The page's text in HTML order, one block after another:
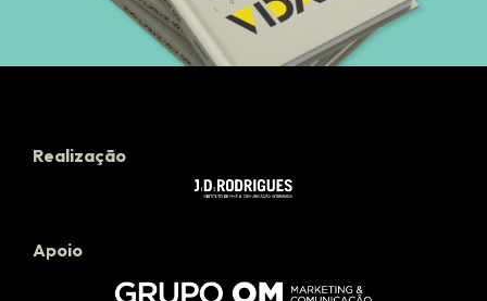
Realização
Apoio